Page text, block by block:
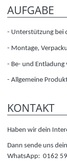
AUFGABE
- Unterstützung bei
- Montage,
- Be- und
- Allgemeine
KONTAKT
Haben wir dein
Dann sende uns
WhatsApp: 0162